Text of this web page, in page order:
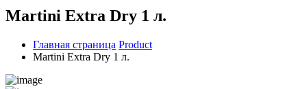
Martini Extra Dry 1 л.
Главная страница Product
Martini Extra Dry 1 л.